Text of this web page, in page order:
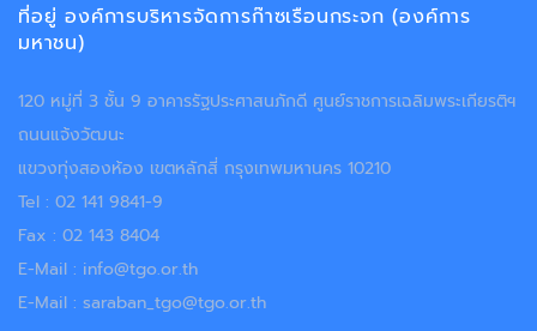
ที่อยู่ องค์การบริหารจัดการก๊าซเรือนกระจก (องค์การ
มหาชน)
120 หมู่ที่ 3 ชั้น 9 อาคารรัฐประศาสนภักดี ศูนย์ราชการเฉลิมพระเกียรติฯ
ถนนแจ้งวัฒนะ
แขวงทุ่งสองห้อง เขตหลักสี่ กรุงเทพมหานคร 10210
Tel : 02 141 9841-9
Fax : 02 143 8404
E-Mail : info@tgo.or.th
E-Mail : saraban_tgo@tgo.or.th